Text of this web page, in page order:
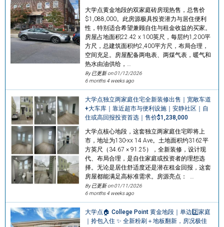
大学点黄金地段的双家庭砖房现热售，总售价
$1,088,000。此房源极具投资潜力与居住便利
性，特别适合希望兼顾自住与租金收益的买家。
房屋占地面积22.42 x 100英尺，每层约1,200平
方尺，总建筑面积约2,400平方尺，布局合理，
空间充足。房屋配备两电表、两煤气表，暖气和
热水由油供给，…
By 已更新 on01/12/2026
6 months 4 weeks ago
大学点独立两家庭住宅全新装修出售｜宽敞车道
+大车库｜靠近超市与便利设施｜安静社区｜自
住或高回报投资首选｜售价$1,238,000
大学点核心地段，这套独立两家庭住宅即将上
市，地址为130-xx 14 Ave。土地面积约3162平
方英尺（34.67 × 91.25），全新装修，设计现
代、布局合理，是自住家庭或投资者的理想选
择。无论是居住舒适度还是潜在租金回报，这套
房屋都能满足高标准需求。房源亮点： …
By 已更新 on01/11/2026
6 months 4 weeks ago
大学点🏠 College Point 黄金地段｜单边2️⃣家庭
｜拎包入住 ✨ 全新粉刷＋地板翻新，房况极佳